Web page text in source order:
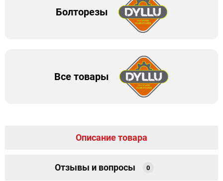
Болторезы
Все товары
Описание товара
Отзывы и вопросы 0